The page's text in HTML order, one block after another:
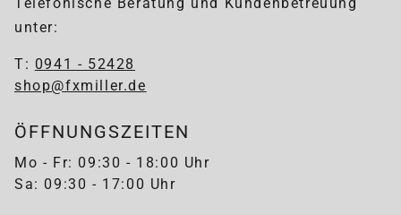
Telefonische Beratung und Kundenbetreuung
unter:
T: 0941 - 52428
shop@fxmiller.de
ÖFFNUNGSZEITEN
Mo - Fr: 09:30 - 18:00 Uhr
Sa: 09:30 - 17:00 Uhr